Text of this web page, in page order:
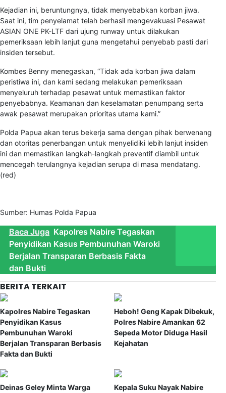
Kejadian ini, beruntungnya, tidak menyebabkan korban jiwa.
Saat ini, tim penyelamat telah berhasil mengevakuasi Pesawat
ASIAN ONE PK-LTF dari ujung runway untuk dilakukan
pemeriksaan lebih lanjut guna mengetahui penyebab pasti dari
insiden tersebut.
Kombes Benny menegaskan, “Tidak ada korban jiwa dalam
peristiwa ini, dan kami sedang melakukan pemeriksaan
menyeluruh terhadap pesawat untuk memastikan faktor
penyebabnya. Keamanan dan keselamatan penumpang serta
awak pesawat merupakan prioritas utama kami.”
Polda Papua akan terus bekerja sama dengan pihak berwenang
dan otoritas penerbangan untuk menyelidiki lebih lanjut insiden
ini dan memastikan langkah-langkah preventif diambil untuk
mencegah terulangnya kejadian serupa di masa mendatang.
(red)
Sumber: Humas Polda Papua
Baca Juga Kapolres Nabire Tegaskan
Penyidikan Kasus Pembunuhan Waroki
Berjalan Transparan Berbasis Fakta
dan Bukti
BERITA TERKAIT
Kapolres Nabire Tegaskan
Penyidikan Kasus
Pembunuhan Waroki
Berjalan Transparan Berbasis
Fakta dan Bukti
Heboh! Geng Kapak Dibekuk,
Polres Nabire Amankan 62
Sepeda Motor Diduga Hasil
Kejahatan
Deinas Geley Minta Warga
Kepala Suku Nayak Nabire